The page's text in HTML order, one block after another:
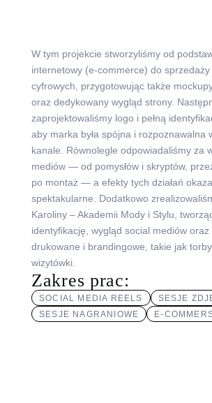
W tym projekcie stworzyliśmy od
internetowy (e-commerce) do
cyfrowych, przygotowując także
oraz dedykowany wygląd strony.
zaprojektowaliśmy logo i pełną
aby marka była spójna i rozpoznawalna
kanale. Równolegle odpowiadaliśmy za
mediów — od pomysłów i skryptów,
po montaż — a efekty tych działań
spektakularne. Dodatkowo
Karoliny – Akademii Mody i Stylu,
identyfikację, wygląd social mediów oraz
drukowane i brandingowe, takie jak
wizytówki.
Zakres prac:
SOCIAL MEDIA REELS
SESJE
SESJE NAGRANIOWE
E-